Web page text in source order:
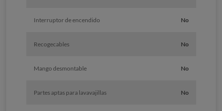
Interruptor de encendido No
Recogecables No
Mango desmontable No
Partes aptas para lavavajillas No